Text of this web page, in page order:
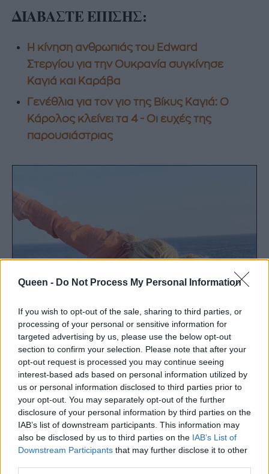
Queen - Do Not Process My Personal Information
If you wish to opt-out of the sale, sharing to third parties, or
processing of your personal or sensitive information for
targeted advertising by us, please use the below opt-out
section to confirm your selection. Please note that after your
opt-out request is processed you may continue seeing
interest-based ads based on personal information utilized by
us or personal information disclosed to third parties prior to
your opt-out. You may separately opt-out of the further
disclosure of your personal information by third parties on the
IAB’s list of downstream participants. This information may
also be disclosed by us to third parties on the IAB’s List of
Downstream Participants that may further disclose it to other
ΔΙΑΒΑΣΤΕ ΕΠΙΣΗΣ:
H κίνηση ανθρωπιάς του Edward
Στεργίου για την Ουκρανία συγκίνησε
Καγιά και Καράβα
Γενέθλια για τον γιο της Βίκυς Καγιά: Ο
Κάρολος κλείνει τα 4 - Οι ευχές της
παρουσιάστριας